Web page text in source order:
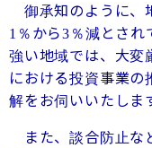
御承知のように、
1 ％から3 ％減とさ
強い地域では、大変
における投資事業の
解をお伺いいたしま
また、談合防止な